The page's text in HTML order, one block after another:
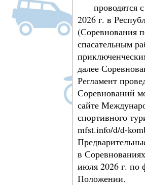
проводятся
2026 г. в
(Соревнования
спасательным
далее
Регламент
Соревнований
сайте
спортивного
mfst.info/d/d-
в
июля 2026 г. по
Положении.